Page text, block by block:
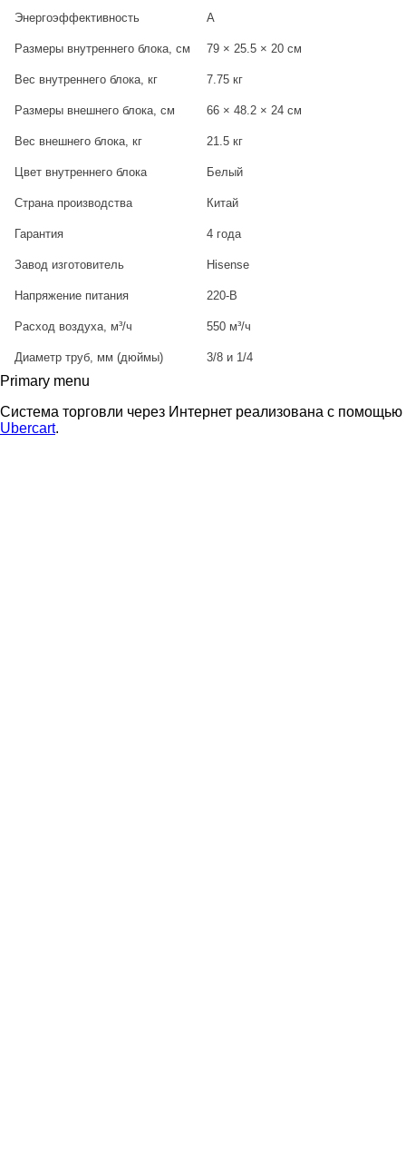
Энергоэффективность А
Размеры внутреннего блока, см 79 × 25.5 × 20 см
Вес внутреннего блока, кг 7.75 кг
Размеры внешнего блока, см 66 × 48.2 × 24 см
Вес внешнего блока, кг 21.5 кг
Цвет внутреннего блока Белый
Страна производства Китай
Гарантия 4 года
Завод изготовитель Hisense
Напряжение питания 220-В
Расход воздуха, м³/ч 550 м³/ч
Диаметр труб, мм (дюймы) 3/8 и 1/4
Primary menu
Система торговли через Интернет реализована с помощью
Ubercart.